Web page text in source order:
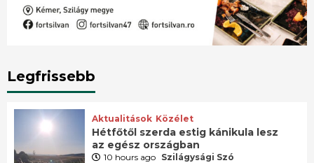
Legfrissebb
Aktualitások Közélet
Hétfőtől szerda estig kánikula lesz
az egész országban
10 hours ago Szilágysági Szó